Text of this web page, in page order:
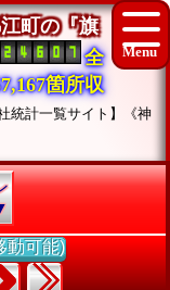
町の『旗
全
箇所収
統計一覧サイト】《神
動可能)